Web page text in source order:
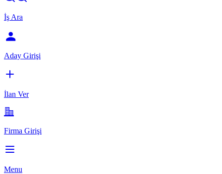
İş Ara
Aday Girişi
İlan Ver
Firma Girişi
Menu